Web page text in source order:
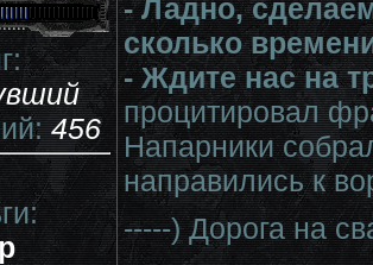
456
- Ладно,
сколько
- Ждите нас на
процитировал
Напарники
направились к
-----) Дорога на